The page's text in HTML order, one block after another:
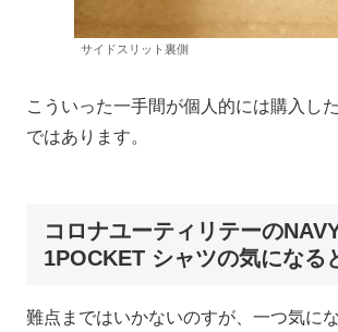
サイドスリット裏側
こういった一手間が個人的には購入し
ではあります。
コロナユーティリテーの
1POCKET シャツの気になる
難点まではいかないのすが、一つ気に